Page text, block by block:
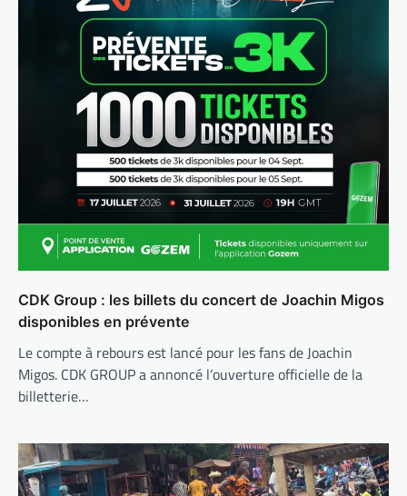
CDK Group : les billets du concert de Joachin Migos
disponibles en prévente
Le compte à rebours est lancé pour les fans de Joachin
Migos. CDK GROUP a annoncé l’ouverture officielle de la
billetterie…